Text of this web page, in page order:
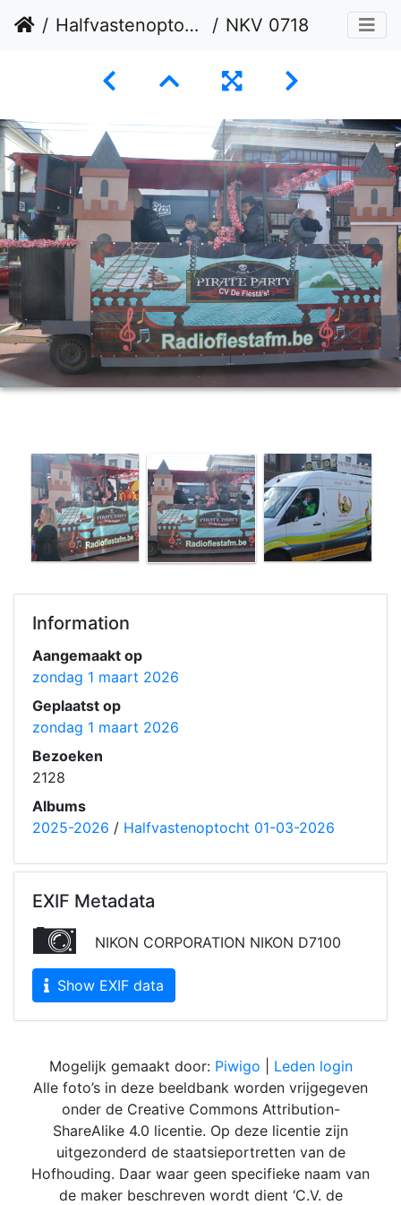
Halfvastenoptocht 01-03-2026 NKV 0718
Information
Aangemaakt op
zondag 1 maart 2026
Geplaatst op
zondag 1 maart 2026
Bezoeken
2128
Albums
2025-2026 / Halfvastenoptocht 01-03-2026
EXIF Metadata
NIKON CORPORATION NIKON D7100
Show EXIF data
Mogelijk gemaakt door: Piwigo
Leden login
Alle foto’s in deze beeldbank worden vrijgegeven
onder de Creative Commons Attribution-
ShareAlike 4.0 licentie. Op deze licentie zijn
uitgezonderd de staatsieportretten van de
Hofhouding. Daar waar geen specifieke naam van
de maker beschreven wordt dient ‘C.V. de